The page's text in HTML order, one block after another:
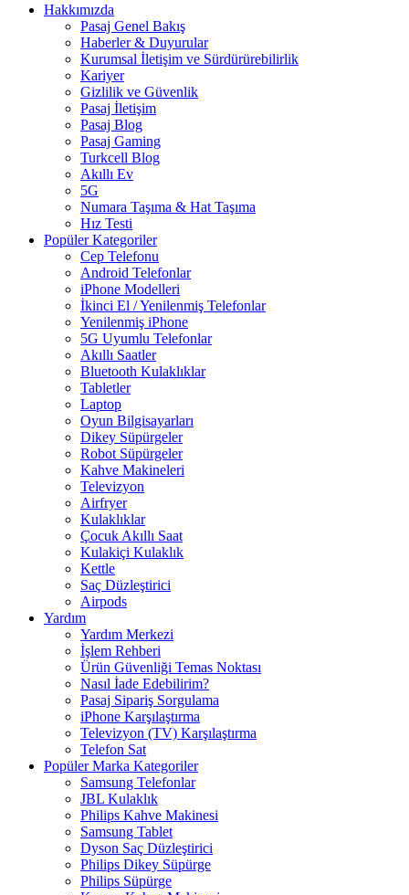
Hakkımızda
Pasaj Genel Bakış
Haberler & Duyurular
Kurumsal İletişim ve Sürdürürebilirlik
Kariyer
Gizlilik ve Güvenlik
Pasaj İletişim
Pasaj Blog
Pasaj Gaming
Turkcell Blog
Akıllı Ev
5G
Numara Taşıma & Hat Taşıma
Hız Testi
Popüler Kategoriler
Cep Telefonu
Android Telefonlar
iPhone Modelleri
İkinci El / Yenilenmiş Telefonlar
Yenilenmiş iPhone
5G Uyumlu Telefonlar
Akıllı Saatler
Bluetooth Kulaklıklar
Tabletler
Laptop
Oyun Bilgisayarları
Dikey Süpürgeler
Robot Süpürgeler
Kahve Makineleri
Televizyon
Airfryer
Kulaklıklar
Çocuk Akıllı Saat
Kulakiçi Kulaklık
Kettle
Saç Düzleştirici
Airpods
Yardım
Yardım Merkezi
İşlem Rehberi
Ürün Güvenliği Temas Noktası
Nasıl İade Edebilirim?
Pasaj Sipariş Sorgulama
iPhone Karşılaştırma
Televizyon (TV) Karşılaştırma
Telefon Sat
Popüler Marka Kategoriler
Samsung Telefonlar
JBL Kulaklık
Philips Kahve Makinesi
Samsung Tablet
Dyson Saç Düzleştirici
Philips Dikey Süpürge
Philips Süpürge